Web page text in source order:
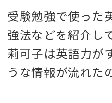
受験勉強で使った
強法などを紹介し
莉可子は英語力が
うな情報が流れた